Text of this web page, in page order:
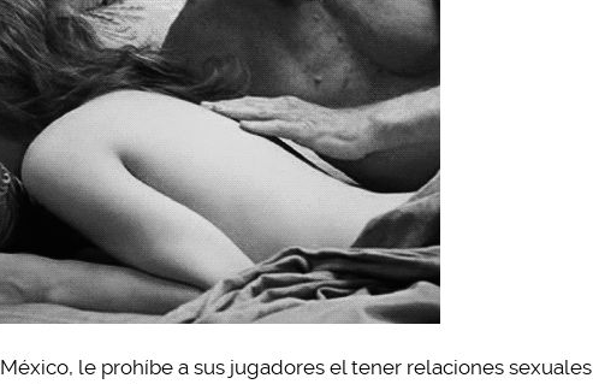
le prohíbe a sus jugadores el tener relaciones sexuales